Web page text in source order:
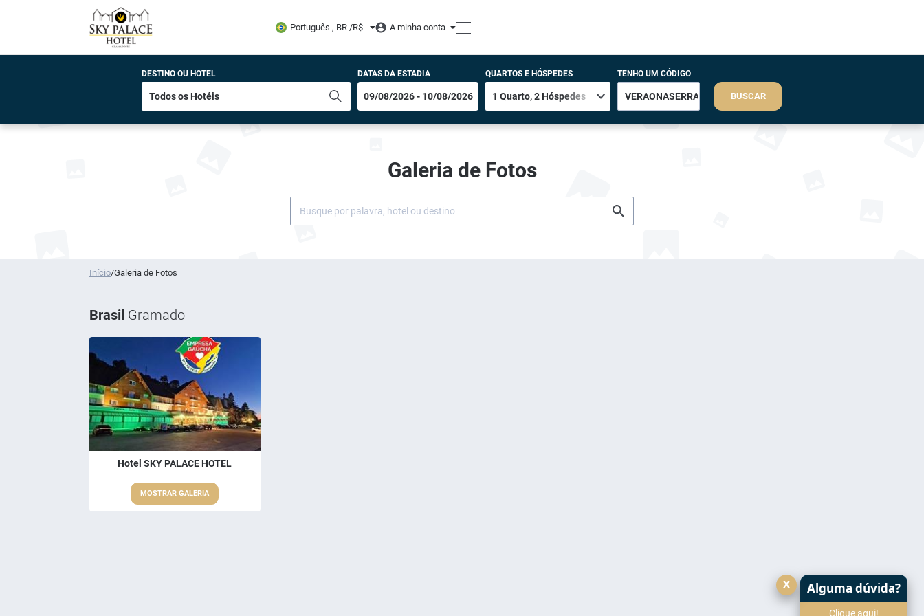
Português , BR /R$ A minha conta
DESTINO OU HOTEL DATAS DA ESTADIA QUARTOS E HÓSPEDES TENHO UM CÓDIGO
BUSCAR
Galeria de Fotos
Início/Galeria de Fotos
Brasil Gramado
Hotel SKY PALACE HOTEL
MOSTRAR GALERIA
Alguma dúvida?
Clique aqui!
x